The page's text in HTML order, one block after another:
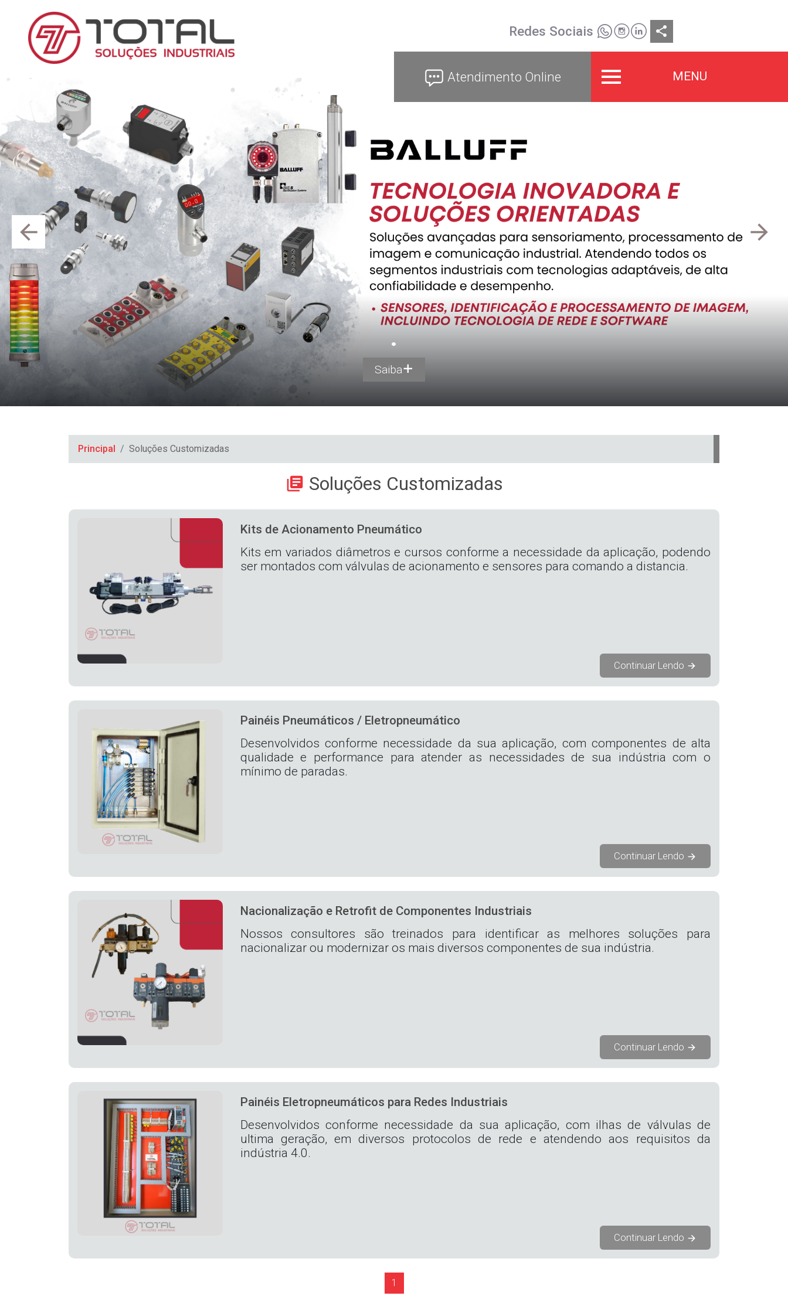
Redes Sociais share
Atendimento Online MENU
.
Saiba
Principal Soluções Customizadas
library_books Soluções Customizadas
Kits de Acionamento Pneumático
Kits em variados diâmetros e cursos conforme a necessidade da aplicação, podendo
ser montados com válvulas de acionamento e sensores para comando a distancia.
Continuar Lendo
Painéis Pneumáticos / Eletropneumático
Desenvolvidos conforme necessidade da sua aplicação, com componentes de alta
qualidade e performance para atender as necessidades de sua indústria com o
mínimo de paradas.
Continuar Lendo
Nacionalização e Retrofit de Componentes Industriais
Nossos consultores são treinados para identificar as melhores soluções para
nacionalizar ou modernizar os mais diversos componentes de sua indústria.
Continuar Lendo
Painéis Eletropneumáticos para Redes Industriais
Desenvolvidos conforme necessidade da sua aplicação, com ilhas de válvulas de
ultima geração, em diversos protocolos de rede e atendendo aos requisitos da
indústria 4.0.
Continuar Lendo
1